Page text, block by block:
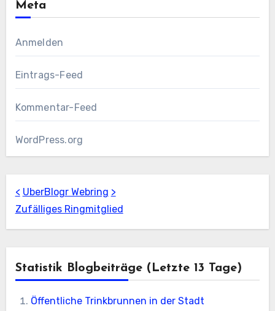
Meta
Anmelden
Eintrags-Feed
Kommentar-Feed
WordPress.org
< UberBlogr Webring >
Zufälliges Ringmitglied
Statistik Blogbeiträge (letzte 13 Tage)
Öffentliche Trinkbrunnen in der Stadt